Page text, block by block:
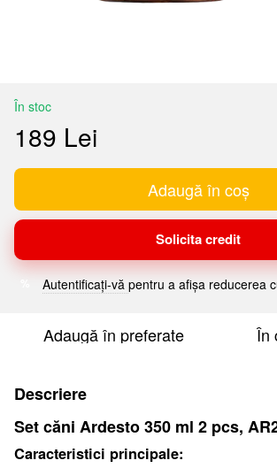
În stoc
189 Lei
Adaugă în coș
Solicita credit
Autentificați-vă pentru a afișa reducerea
Adaugă în preferate În
Descriere
Set căni Ardesto 350 ml 2 pcs,
Caracteristici principale: